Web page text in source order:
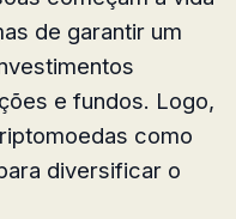
de garantir um
e fundos. Logo,
como
diversificar o